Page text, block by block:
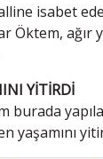
isabet
Öktem, ağır
YİTİRDİ
burada
yaşamını